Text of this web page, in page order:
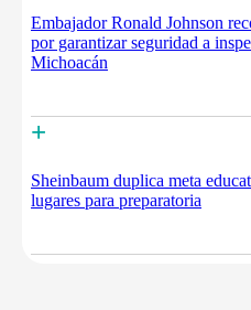
Embajador Ronald Johnson
por garantizar seguridad a
Michoacán
+
Sheinbaum duplica meta
lugares para preparatoria